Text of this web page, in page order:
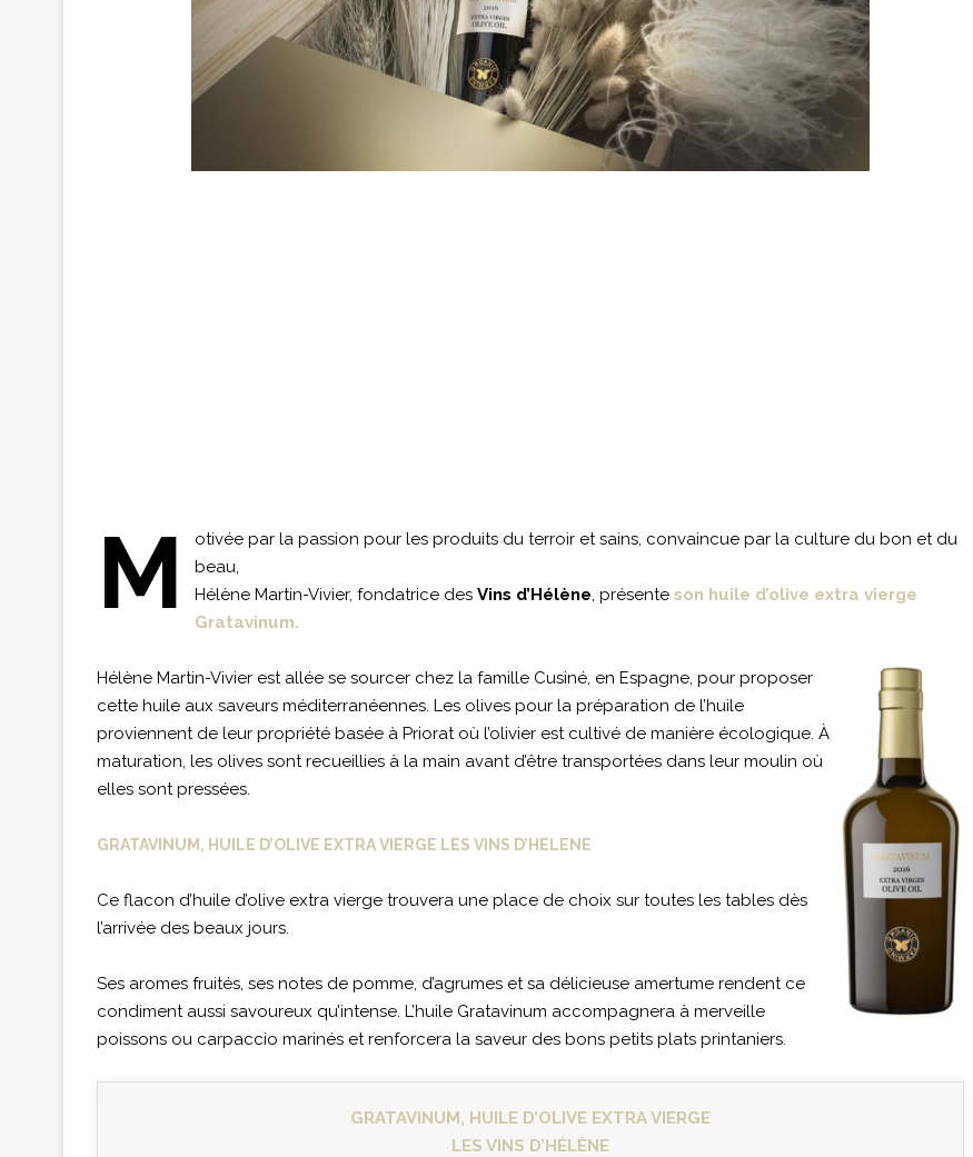
M
otivée par la passion pour les produits du terroir et sains, convaincue par la culture du bon et du
beau,
Hélène Martin-Vivier, fondatrice des Vins d’Hélène, présente son huile d’olive extra vierge
Gratavinum.
Hélène Martin-Vivier est allée se sourcer chez la famille Cusiné, en Espagne, pour proposer
cette huile aux saveurs méditerranéennes. Les olives pour la préparation de l’huile
proviennent de leur propriété basée à Priorat où l’olivier est cultivé de manière écologique. À
maturation, les olives sont recueillies à la main avant d’être transportées dans leur moulin où
elles sont pressées.
GRATAVINUM, HUILE D’OLIVE EXTRA VIERGE LES VINS D’HELENE
Ce flacon d’huile d’olive extra vierge trouvera une place de choix sur toutes les tables dès
l’arrivée des beaux jours.
Ses aromes fruités, ses notes de pomme, d’agrumes et sa délicieuse amertume rendent ce
condiment aussi savoureux qu’intense. L’huile Gratavinum accompagnera à merveille
poissons ou carpaccio marinés et renforcera la saveur des bons petits plats printaniers.
GRATAVINUM, HUILE D’OLIVE EXTRA VIERGE
LES VINS D’HÉLÈNE